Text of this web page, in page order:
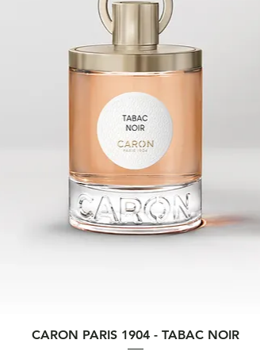
Vista rapida
CARON PARIS 1904 - TABAC NOIR